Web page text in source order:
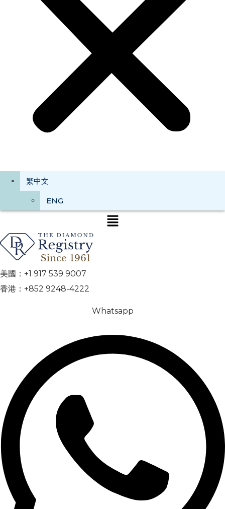
繁中文
ENG
美國：+1 917 539 9007
香港：+852 9248-4222
Whatsapp